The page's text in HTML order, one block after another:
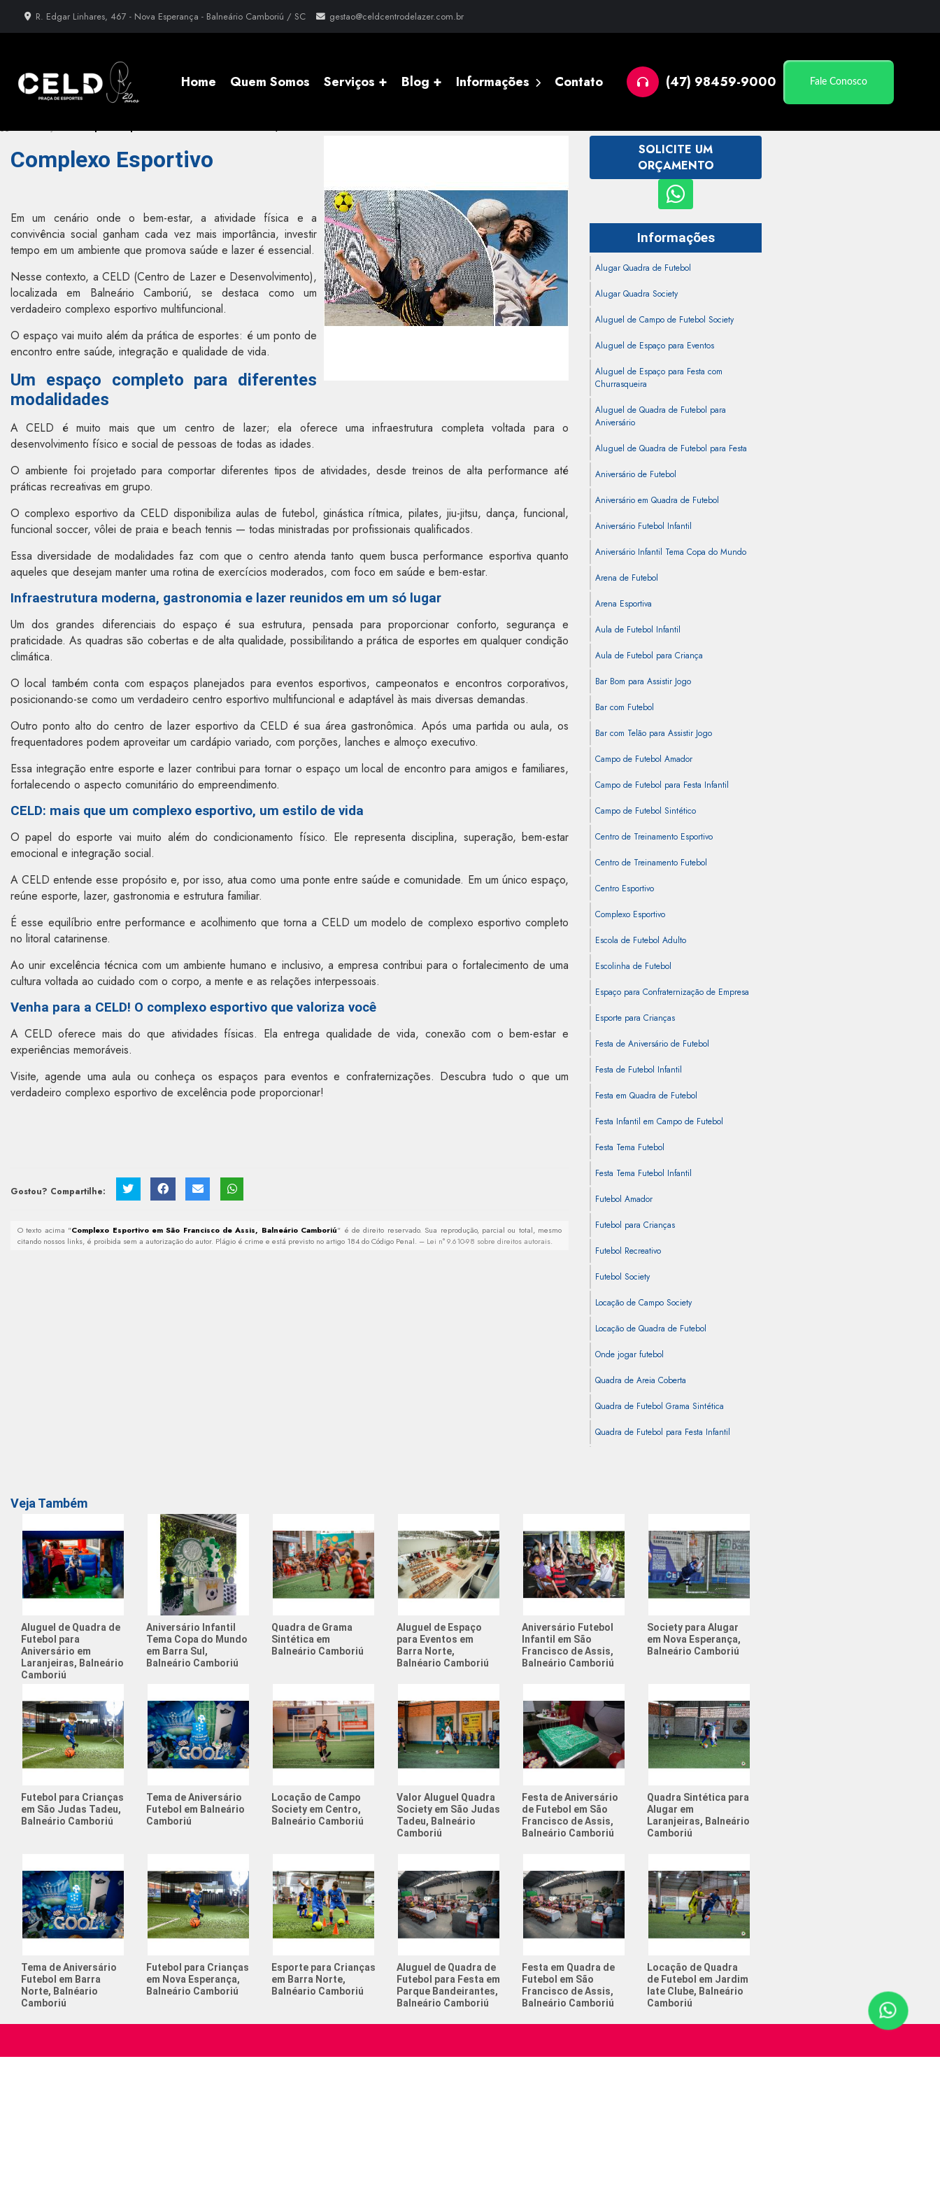
R. Edgar Linhares, 467 - Nova Esperança - Balneário Camboriú / SC gestao@celdcentrodelazer.com.br
Home Quem Somos Serviços + Blog + Informações Contato (47) 98459-9000 Fale Conosco
Complexo Esportivo
Em um cenário onde o bem-estar, a atividade física e a
convivência social ganham cada vez mais importância, investir
tempo em um ambiente que promova saúde e lazer é essencial.
Nesse contexto, a CELD (Centro de Lazer e Desenvolvimento),
localizada em Balneário Camboriú, se destaca como um
verdadeiro complexo esportivo multifuncional.
O espaço vai muito além da prática de esportes: é um ponto de
encontro entre saúde, integração e qualidade de vida.
Um espaço completo para diferentes
modalidades
A CELD é muito mais que um centro de lazer; ela oferece uma infraestrutura completa voltada para o
desenvolvimento físico e social de pessoas de todas as idades.
O ambiente foi projetado para comportar diferentes tipos de atividades, desde treinos de alta performance até
práticas recreativas em grupo.
O complexo esportivo da CELD disponibiliza aulas de futebol, ginástica rítmica, pilates, jiu-jitsu, dança, funcional,
funcional soccer, vôlei de praia e beach tennis — todas ministradas por profissionais qualificados.
Essa diversidade de modalidades faz com que o centro atenda tanto quem busca performance esportiva quanto
aqueles que desejam manter uma rotina de exercícios moderados, com foco em saúde e bem-estar.
Infraestrutura moderna, gastronomia e lazer reunidos em um só lugar
Um dos grandes diferenciais do espaço é sua estrutura, pensada para proporcionar conforto, segurança e
praticidade. As quadras são cobertas e de alta qualidade, possibilitando a prática de esportes em qualquer condição
climática.
O local também conta com espaços planejados para eventos esportivos, campeonatos e encontros corporativos,
posicionando-se como um verdadeiro centro esportivo multifuncional e adaptável às mais diversas demandas.
Outro ponto alto do centro de lazer esportivo da CELD é sua área gastronômica. Após uma partida ou aula, os
frequentadores podem aproveitar um cardápio variado, com porções, lanches e almoço executivo.
Essa integração entre esporte e lazer contribui para tornar o espaço um local de encontro para amigos e familiares,
fortalecendo o aspecto comunitário do empreendimento.
CELD: mais que um complexo esportivo, um estilo de vida
O papel do esporte vai muito além do condicionamento físico. Ele representa disciplina, superação, bem-estar
emocional e integração social.
A CELD entende esse propósito e, por isso, atua como uma ponte entre saúde e comunidade. Em um único espaço,
reúne esporte, lazer, gastronomia e estrutura familiar.
É esse equilíbrio entre performance e acolhimento que torna a CELD um modelo de complexo esportivo completo
no litoral catarinense.
Ao unir excelência técnica com um ambiente humano e inclusivo, a empresa contribui para o fortalecimento de uma
cultura voltada ao cuidado com o corpo, a mente e as relações interpessoais.
Venha para a CELD! O complexo esportivo que valoriza você
A CELD oferece mais do que atividades físicas. Ela entrega qualidade de vida, conexão com o bem-estar e
experiências memoráveis.
Visite, agende uma aula ou conheça os espaços para eventos e confraternizações. Descubra tudo o que um
verdadeiro complexo esportivo de excelência pode proporcionar!
Gostou? Compartilhe:
O texto acima "Complexo Esportivo em São Francisco de Assis, Balneário Camboriú" é de direito reservado. Sua reprodução, parcial ou total, mesmo
citando nossos links, é proibida sem a autorização do autor. Plágio é crime e está previsto no artigo 184 do Código Penal. – Lei n° 9.610-98 sobre direitos autorais.
SOLICITE UM
ORÇAMENTO
Informações
Alugar Quadra de Futebol
Alugar Quadra Society
Aluguel de Campo de Futebol Society
Aluguel de Espaço para Eventos
Aluguel de Espaço para Festa com
Churrasqueira
Aluguel de Quadra de Futebol para
Aniversário
Aluguel de Quadra de Futebol para Festa
Aniversário de Futebol
Aniversário em Quadra de Futebol
Aniversário Futebol Infantil
Aniversário Infantil Tema Copa do Mundo
Arena de Futebol
Arena Esportiva
Aula de Futebol Infantil
Aula de Futebol para Criança
Bar Bom para Assistir Jogo
Bar com Futebol
Bar com Telão para Assistir Jogo
Campo de Futebol Amador
Campo de Futebol para Festa Infantil
Campo de Futebol Sintético
Centro de Treinamento Esportivo
Centro de Treinamento Futebol
Centro Esportivo
Complexo Esportivo
Escola de Futebol Adulto
Escolinha de Futebol
Espaço para Confraternização de Empresa
Esporte para Crianças
Festa de Aniversário de Futebol
Festa de Futebol Infantil
Festa em Quadra de Futebol
Festa Infantil em Campo de Futebol
Festa Tema Futebol
Festa Tema Futebol Infantil
Futebol Amador
Futebol para Crianças
Futebol Recreativo
Futebol Society
Locação de Campo Society
Locação de Quadra de Futebol
Onde jogar futebol
Quadra de Areia Coberta
Quadra de Futebol Grama Sintética
Quadra de Futebol para Festa Infantil
Quadra de Society
Quadra Sintética Coberta
Quadra Sintética para Alugar
Quadras de Futebol para Aniversário
Resenha Esportiva
Society para Alugar
Tema de Aniversário Futebol
Valor Aluguel Quadra Society
Aniversário com Tema de Futebol
Atividade Física para Adolescentes
Campeonato de Futebol Amador
Campeonato de Futebol Society
Churrasco e Futebol
no futebol?
Esportes que ajudam a crescer na
adolescência
Esportes que ajudam na concentração infantil
Veja Também
Aluguel de Quadra de
Futebol para
Aniversário em
Laranjeiras, Balneário
Camboriú
Aniversário Infantil
Tema Copa do Mundo
em Barra Sul,
Balneário Camboriú
Quadra de Grama
Sintética em
Balneário Camboriú
Aluguel de Espaço
para Eventos em
Barra Norte,
Balnéario Camboriú
Aniversário Futebol
Infantil em São
Francisco de Assis,
Balneário Camboriú
Society para Alugar
em Nova Esperança,
Balneário Camboriú
Futebol para Crianças
em São Judas Tadeu,
Balneário Camboriú
Tema de Aniversário
Futebol em Balneário
Camboriú
Locação de Campo
Society em Centro,
Balneário Camboriú
Valor Aluguel Quadra
Society em São Judas
Tadeu, Balneário
Camboriú
Festa de Aniversário
de Futebol em São
Francisco de Assis,
Balneário Camboriú
Quadra Sintética para
Alugar em
Laranjeiras, Balneário
Camboriú
Tema de Aniversário
Futebol em Barra
Norte, Balnéario
Camboriú
Futebol para Crianças
em Nova Esperança,
Balneário Camboriú
Esporte para Crianças
em Barra Norte,
Balnéario Camboriú
Aluguel de Quadra de
Futebol para Festa em
Parque Bandeirantes,
Balneário Camboriú
Festa em Quadra de
Futebol em São
Francisco de Assis,
Balneário Camboriú
Locação de Quadra
de Futebol em Jardim
Iate Clube, Balneário
Camboriú